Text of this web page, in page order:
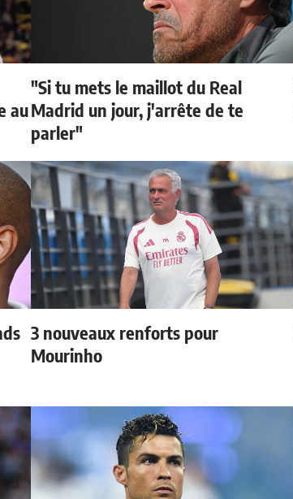
au
"Si tu mets le maillot du Real
Madrid un jour, j'arrête de te
parler"
3 nouveaux renforts pour
Mourinho